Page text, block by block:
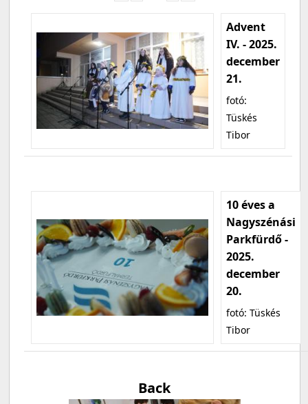
Advent
IV. - 2025.
december
21.
fotó:
Tüskés
Tibor
10 éves a
Nagyszénási
Parkfürdő -
2025.
december
20.
fotó: Tüskés
Tibor
Back